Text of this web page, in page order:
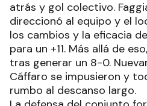
atrás y gol colectivo.
direccionó al equipo y el
los cambios y la eficacia
para un +11. Más allá de
tras generar un 8-0.
Cáffaro se impusieron y
rumbo al descanso largo.